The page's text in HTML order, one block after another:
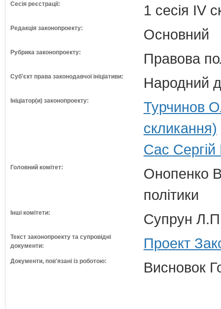
Сесія реєстрації: 1 сесія IV
Редакція законопроекту: Основний
Рубрика законопроекту: Правова
Суб'єкт права законодавчої ініціативи: Народний
Ініціатор(и) законопроекту:
Турчинов
скликання)
Сас
Головний комітет:
Онопенко
політики
Інші комітети: Супрун
Текст законопроекту та супровідні
документи:
Проект
Документи, пов'язані із роботою: Висновок